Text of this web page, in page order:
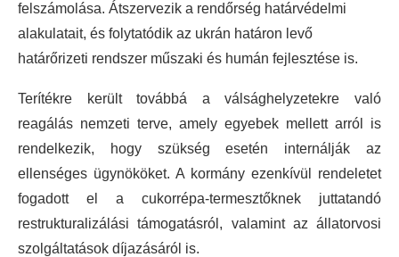
felszámolása. Átszervezik a rendőrség határvédelmi
alakulatait, és folytatódik az ukrán határon levő
határőrizeti rendszer műszaki és humán fejlesztése is.
Terítékre került továbbá a válsághelyzetekre való
reagálás nemzeti terve, amely egyebek mellett arról is
rendelkezik, hogy szükség esetén internálják az
ellenséges ügynököket. A kormány ezenkívül rendeletet
fogadott el a cukorrépa-termesztőknek juttatandó
restrukturalizálási támogatásról, valamint az állatorvosi
szolgáltatások díjazásáról is.